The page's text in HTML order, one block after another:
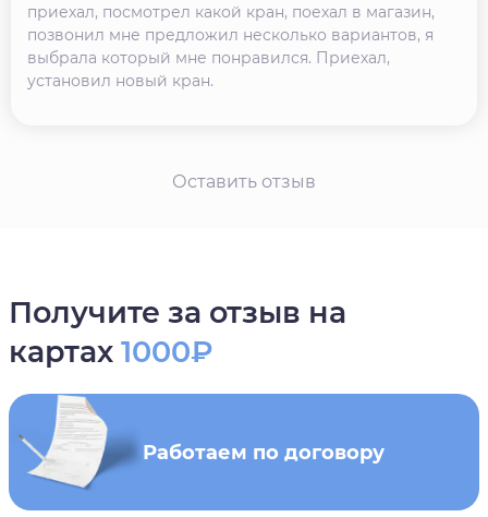
приехал, посмотрел какой кран, поехал в магазин,
позвонил мне предложил несколько вариантов, я
выбрала который мне понравился. Приехал,
установил новый кран.
Оставить отзыв
Получите за отзыв на
картах 1000₽
Работаем по договору